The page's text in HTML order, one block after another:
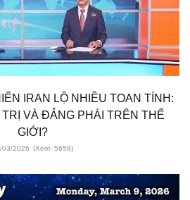
IRAN LỘ NHIỀU TOAN TÍNH:
VÀ ĐẢNG PHÁI TRÊN THẾ
GIỚI?
03/2026 (Xem: 5658)